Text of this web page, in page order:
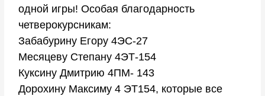
одной игры! Особая благодарность
четверокурсникам:
Забабурину Егору 4ЭС-27
Месяцеву Степану 4ЭТ-154
Куксину Дмитрию 4ПМ- 143
Дорохину Максиму 4 ЭТ154, которые все